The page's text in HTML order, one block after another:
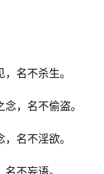
名不杀生。
，名不偷盗。
名不淫欲。